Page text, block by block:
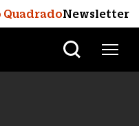
QuadradoNewsletter